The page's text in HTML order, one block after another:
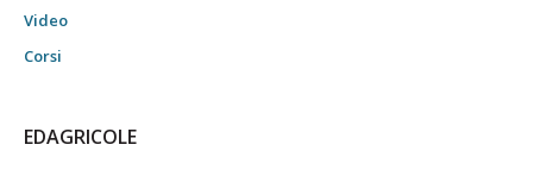
Video
Corsi
EDAGRICOLE